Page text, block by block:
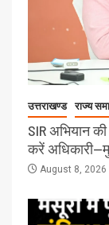
उत्तराखण्ड राज्य
SIR अभियान
करें
August 8, 2026